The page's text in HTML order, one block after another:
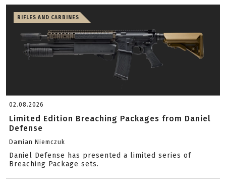
RIFLES AND CARBINES
02.08.2026
Limited Edition Breaching Packages from Daniel
Defense
Damian Niemczuk
Daniel Defense has presented a limited series of
Breaching Package sets.